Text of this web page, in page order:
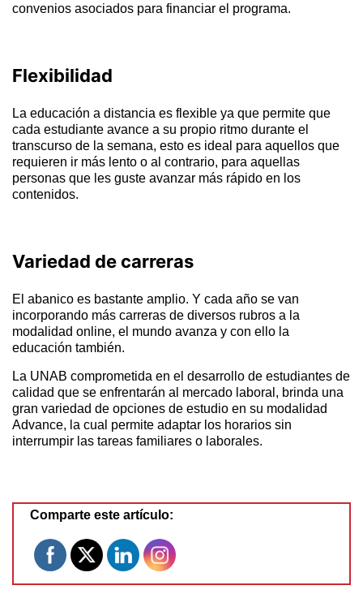
convenios asociados para financiar el programa.
Flexibilidad
La educación a distancia es flexible ya que permite que
cada estudiante avance a su propio ritmo durante el
transcurso de la semana, esto es ideal para aquellos que
requieren ir más lento o al contrario, para aquellas
personas que les guste avanzar más rápido en los
contenidos.
Variedad de carreras
El abanico es bastante amplio. Y cada año se van
incorporando más carreras de diversos rubros a la
modalidad online, el mundo avanza y con ello la
educación también.
La UNAB comprometida en el desarrollo de estudiantes de
calidad que se enfrentarán al mercado laboral, brinda una
gran variedad de opciones de estudio en su modalidad
Advance, la cual permite adaptar los horarios sin
interrumpir las tareas familiares o laborales.
Comparte este artículo: